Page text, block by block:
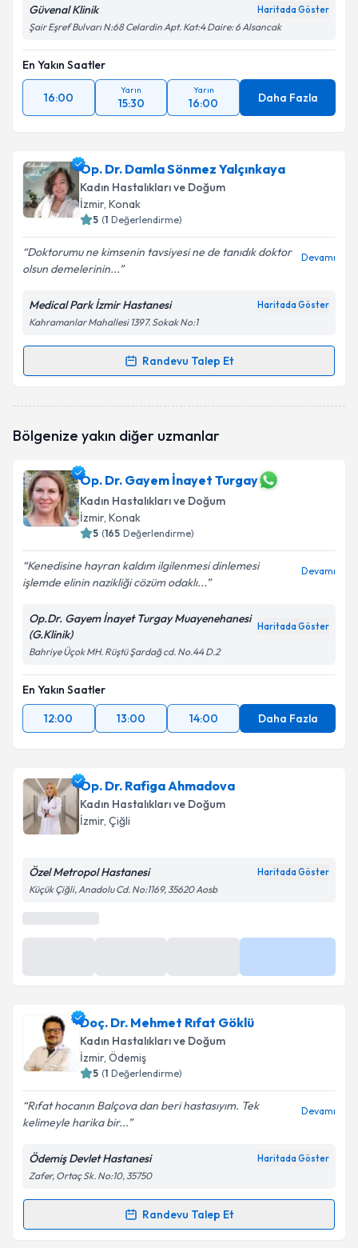
Güvenal Klinik Haritada Göster
Şair Eşref Bulvarı N:68 Celardin Apt. Kat:4 Daire: 6 Alsancak
En Yakın Saatler
16:00
Yarın
15:30
Yarın
16:00 Daha Fazla
Op. Dr. Damla Sönmez Yalçınkaya
Kadın Hastalıkları ve Doğum
İzmir, Konak
5 (1 Değerlendirme)
Doktorumu ne kimsenin tavsiyesi ne de tanıdık doktor
olsun demelerinin...
Devamı
Medical Park İzmir Hastanesi Haritada Göster
Kahramanlar Mahallesi 1397. Sokak No:1
Randevu Talep Et
Randevu Takvimi Talebi
takvimi talebi oluşturun. Size bu uzmandan randevu
bilgilendireceğiz.
E-posta Adresiniz
Kişisel verilerimin işlenmesine ilişkin
kapsamda işlenmesini kabul ediyorum.
Takvim Talebini Gönder
Bölgenize yakın diğer uzmanlar
Op. Dr. Gayem İnayet Turgay
Kadın Hastalıkları ve Doğum
İzmir, Konak
5 (165 Değerlendirme)
Kenedisine hayran kaldım ilgilenmesi dinlemesi
işlemde elinin nazikliği cözüm odaklı...
Devamı
Op.Dr. Gayem İnayet Turgay Muayenehanesi
(G.Klinik)
Haritada Göster
Bahriye Üçok MH. Rüştü Şardağ cd. No.44 D.2
En Yakın Saatler
12:00
13:00 14:00 Daha Fazla
Op. Dr. Rafiga Ahmadova
Kadın Hastalıkları ve Doğum
İzmir, Çiğli
Özel Metropol Hastanesi Haritada Göster
Küçük Çiğli, Anadolu Cd. No:1169, 35620 Aosb
Doç. Dr. Mehmet Rıfat Göklü
Kadın Hastalıkları ve Doğum
İzmir, Ödemiş
5 (1 Değerlendirme)
Rıfat hocanın Balçova dan beri hastasıyım. Tek
kelimeyle harika bir...
Devamı
Ödemiş Devlet Hastanesi Haritada Göster
Zafer, Ortaç Sk. No:10, 35750
Randevu Talep Et
Randevu Takvimi Talebi